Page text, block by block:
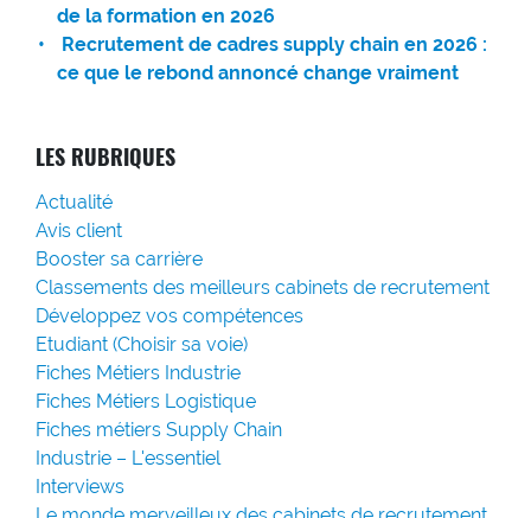
de la formation en 2026
Recrutement de cadres supply chain en 2026 :
ce que le rebond annoncé change vraiment
LES RUBRIQUES
Actualité
Avis client
Booster sa carrière
Classements des meilleurs cabinets de recrutement
Développez vos compétences
Etudiant (Choisir sa voie)
Fiches Métiers Industrie
Fiches Métiers Logistique
Fiches métiers Supply Chain
Industrie – L'essentiel
Interviews